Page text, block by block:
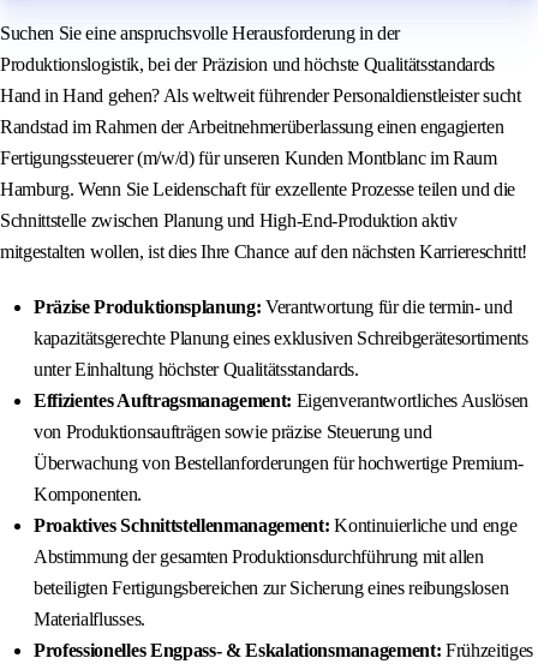
Suchen Sie eine anspruchsvolle Herausforderung in der
Produktionslogistik, bei der Präzision und höchste Qualitätsstandards
Hand in Hand gehen? Als weltweit führender Personaldienstleister sucht
Randstad im Rahmen der Arbeitnehmerüberlassung einen engagierten
Fertigungssteuerer (m/w/d) für unseren Kunden Montblanc im Raum
Hamburg. Wenn Sie Leidenschaft für exzellente Prozesse teilen und die
Schnittstelle zwischen Planung und High-End-Produktion aktiv
mitgestalten wollen, ist dies Ihre Chance auf den nächsten Karriereschritt!
Präzise Produktionsplanung: Verantwortung für die termin- und
kapazitätsgerechte Planung eines exklusiven Schreibgerätesortiments
unter Einhaltung höchster Qualitätsstandards.
Effizientes Auftragsmanagement: Eigenverantwortliches Auslösen
von Produktionsaufträgen sowie präzise Steuerung und
Überwachung von Bestellanforderungen für hochwertige Premium-
Komponenten.
Proaktives Schnittstellenmanagement: Kontinuierliche und enge
Abstimmung der gesamten Produktionsdurchführung mit allen
beteiligten Fertigungsbereichen zur Sicherung eines reibungslosen
Materialflusses.
Professionelles Engpass- & Eskalationsmanagement: Frühzeitiges